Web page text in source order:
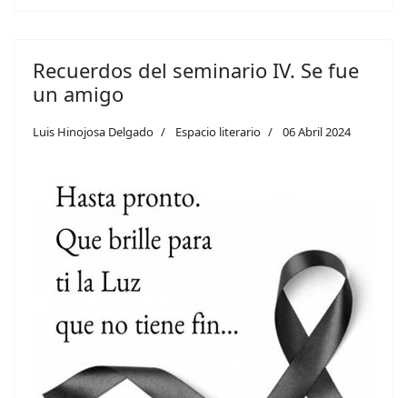
Recuerdos del seminario IV. Se fue
un amigo
Luis Hinojosa Delgado Espacio literario 06 Abril 2024